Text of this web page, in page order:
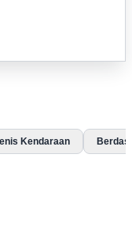
Kendaraan